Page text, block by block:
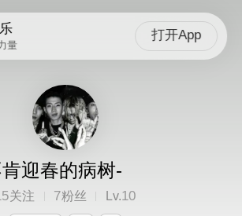
量
打开App
迎春的病树-
关注 7粉丝 Lv.10